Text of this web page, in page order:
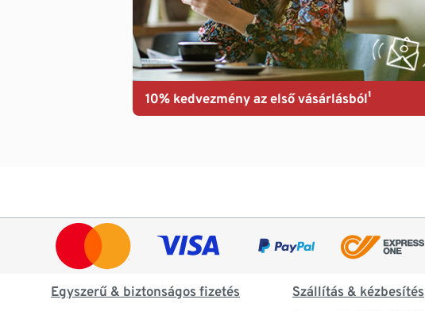
10% kedvezmény az első vásárlásból¹
Egyszerű & biztonságos fizetés Szállítás & kézbesítés